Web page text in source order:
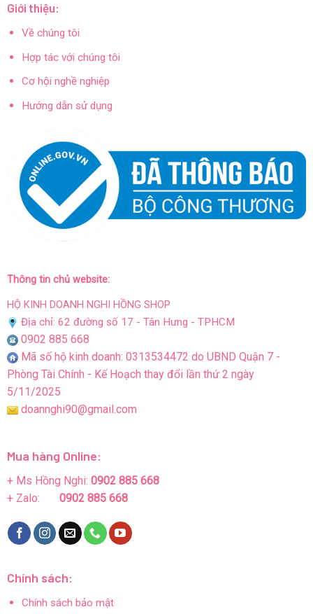
Giới thiệu:
Về chúng tôi
Hợp tác với chúng tôi
Cơ hội nghề nghiệp
Hướng dẫn sử dụng
Thông tin chủ website:
HỘ KINH DOANH NGHI HỒNG SHOP
Địa chỉ: 62 đường số 17 - Tân Hưng - TPHCM
0902 885 668
Mã số hộ kinh doanh: 0313534472 do UBND Quận 7 -
Phòng Tài Chính - Kế Hoạch thay đổi lần thứ 2 ngày
5/11/2025
doannghi90@gmail.com
Mua hàng Online:
+ Ms Hồng Nghi: 0902 885 668
+ Zalo: 0902 885 668
Chính sách:
Chính sách bảo mật